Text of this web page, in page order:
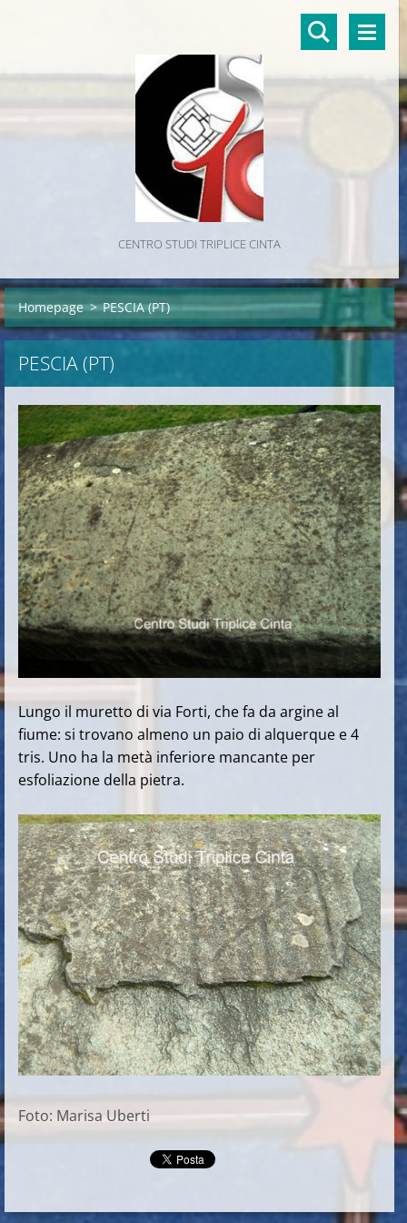
CENTRO STUDI TRIPLICE CINTA
Homepage > PESCIA (PT)
PESCIA (PT)
Lungo il muretto di via Forti, che fa da argine al
fiume: si trovano almeno un paio di alquerque e 4
tris. Uno ha la metà inferiore mancante per
esfoliazione della pietra.
Foto: Marisa Uberti